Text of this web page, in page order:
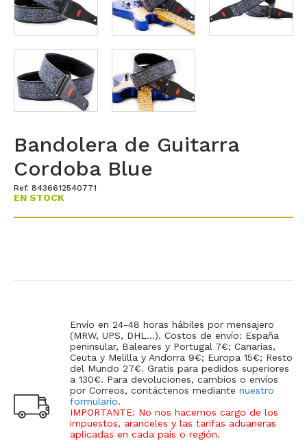
Bandolera de Guitarra
Cordoba Blue
Ref. 8436612540771
EN STOCK
Envío en 24-48 horas hábiles por mensajero
(MRW, UPS, DHL...). Costos de envío: España
peninsular, Baleares y Portugal 7€; Canarias,
Ceuta y Melilla y Andorra 9€; Europa 15€; Resto
del Mundo 27€. Gratis para pedidos superiores
a 130€. Para devoluciones, cambios o envíos
por Correos, contáctenos mediante nuestro
formulario.
IMPORTANTE: No nos hacemos cargo de los
impuestos, aranceles y las tarifas aduaneras
aplicadas en cada país o región.